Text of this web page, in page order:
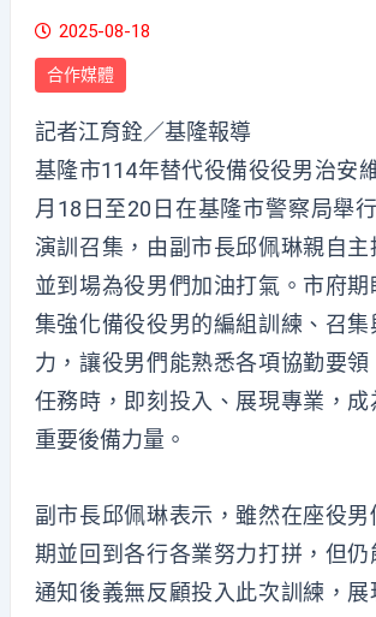
2025-08-18
合作媒體
記者江育銓／基隆報導
基隆市114年替代役備役役男治安
月18日至20日在基隆市警察局舉
演訓召集，由副市長邱佩琳親自主
並到場為役男們加油打氣。市府期
集強化備役役男的編組訓練、召
力，讓役男們能熟悉各項協勤要
任務時，即刻投入、展現專業，成
重要後備力量。
副市長邱佩琳表示，雖然在座役
期並回到各行各業努力打拼，但仍
通知後義無反顧投入此次訓練，展